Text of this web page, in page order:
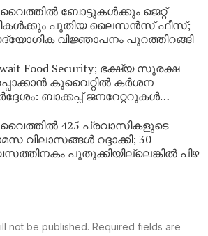
തെരുവിൽ; ‘വാപ്പയെ
എന്ന് കണ്ണീരോടെ മകൾ
ബോട്ടുകൾക്കും ജെറ്റ്
പുതിയ ലൈസൻസ് ഫീസ്;
വിജ്ഞാപനം പുറത്തിറങ്ങി
Food Security; ഭക്ഷ്യ സുരക്ഷ
കുവൈറ്റിൽ കർശന
ബാക്കപ്പ് ജനറേറ്ററുകൾ
425 പ്രവാസികളുടെ
വിലാസങ്ങൾ റദ്ദാക്കി; 30
പുതുക്കിയില്ലെങ്കിൽ പിഴ
not be published. Required fields are